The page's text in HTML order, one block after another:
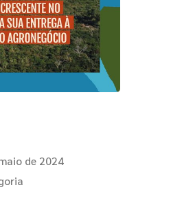
de 2024